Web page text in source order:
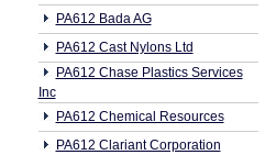
PA612 Bada AG
PA612 Cast Nylons Ltd
PA612 Chase Plastics Services
Inc
PA612 Chemical Resources
PA612 Clariant Corporation